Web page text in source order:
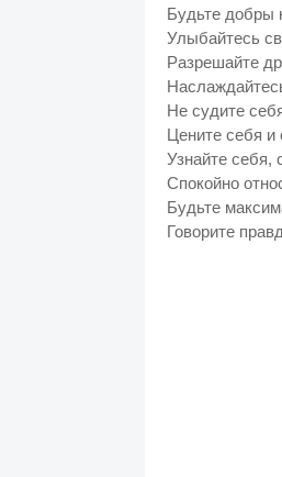
Будьте добры
Улыбайтесь
Разрешайте
Не судите
Цените себя и
Узнайте себя,
Спокойно
Будьте
Говорите